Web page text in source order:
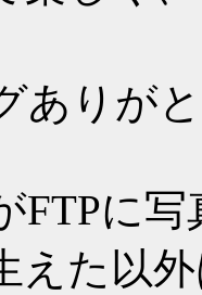
ありが
FTPに
えた以